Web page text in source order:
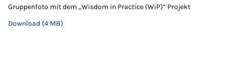
Gruppenfoto mit dem „Wisdom in Practice (WiP)“ Projekt
Download (4 MB)